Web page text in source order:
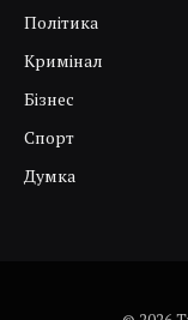
Політика
Кримінал
Бізнес
Спорт
Думка